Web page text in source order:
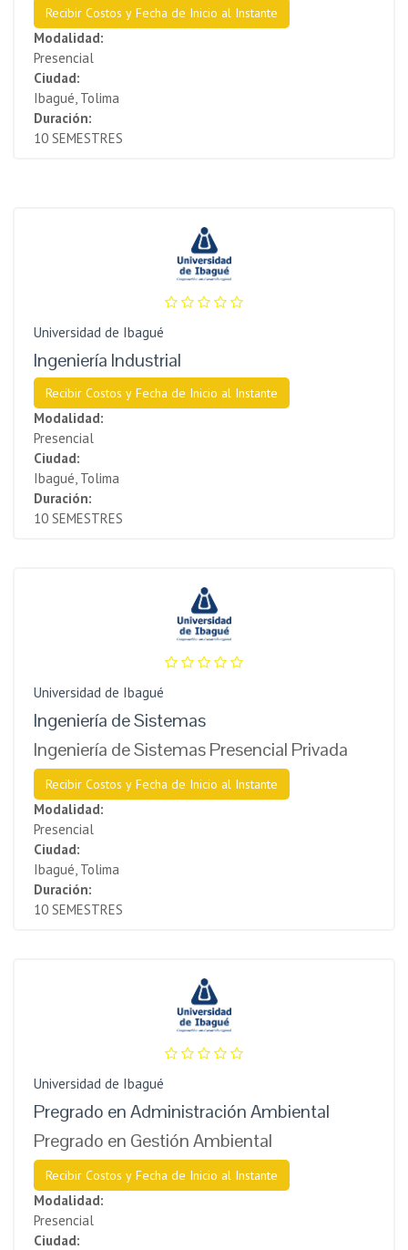
Recibir Costos y Fecha de Inicio al Instante
Modalidad:
Presencial
Ciudad:
Ibagué, Tolima
Duración:
10 SEMESTRES
Universidad de Ibagué
Ingeniería Industrial
Recibir Costos y Fecha de Inicio al Instante
Modalidad:
Presencial
Ciudad:
Ibagué, Tolima
Duración:
10 SEMESTRES
Universidad de Ibagué
Ingeniería de Sistemas
Ingeniería de Sistemas Presencial Privada
Recibir Costos y Fecha de Inicio al Instante
Modalidad:
Presencial
Ciudad:
Ibagué, Tolima
Duración:
10 SEMESTRES
Universidad de Ibagué
Pregrado en Administración Ambiental
Pregrado en Gestión Ambiental
Recibir Costos y Fecha de Inicio al Instante
Modalidad:
Presencial
Ciudad: